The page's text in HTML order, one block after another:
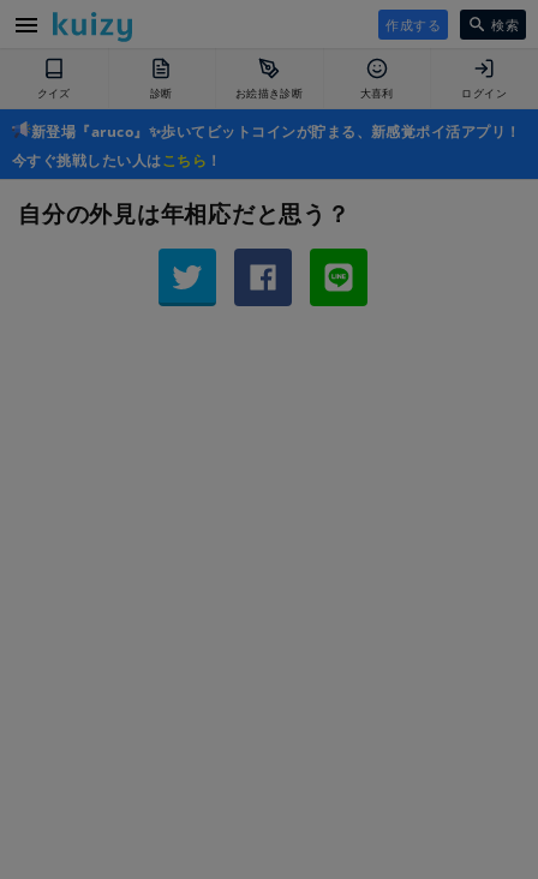
作成する 検索
クイズ 診断 お絵描き診断 大喜利 ログイン
新登場『aruco』✨歩いてビットコインが貯まる、新感覚ポイ活アプリ！
今すぐ挑戦したい人はこちら ！
自分の外見は年相応だと思う？